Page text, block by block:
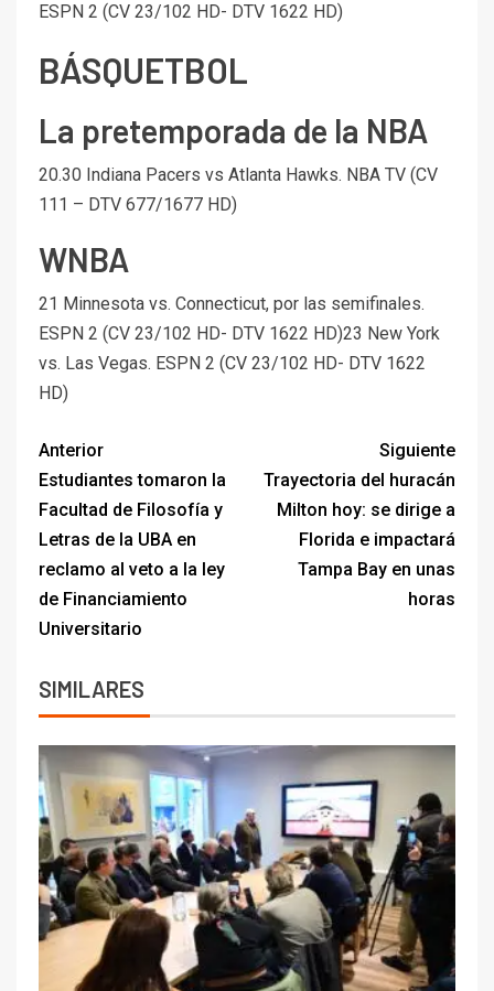
ESPN 2 (CV 23/102 HD- DTV 1622 HD)
BÁSQUETBOL
La pretemporada de la NBA
20.30 Indiana Pacers vs Atlanta Hawks. NBA TV (CV
111 – DTV 677/1677 HD)
WNBA
21 Minnesota vs. Connecticut, por las semifinales.
ESPN 2 (CV 23/102 HD- DTV 1622 HD)23 New York
vs. Las Vegas. ESPN 2 (CV 23/102 HD- DTV 1622
HD)
Anterior
Estudiantes tomaron la
Facultad de Filosofía y
Letras de la UBA en
reclamo al veto a la ley
de Financiamiento
Universitario
Siguiente
Trayectoria del huracán
Milton hoy: se dirige a
Florida e impactará
Tampa Bay en unas
horas
SIMILARES